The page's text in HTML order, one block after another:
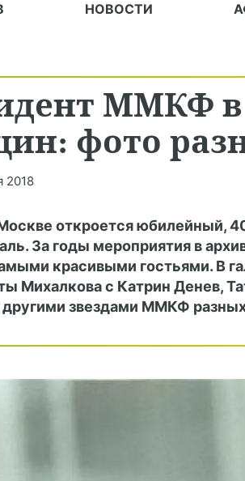
НОВОСТИ
ММКФ
фото
2018
откроется юбилейный,
За годы мероприятия в
красивыми гостьями. В
Михалкова с Катрин Денев,
другими звездами ММКФ